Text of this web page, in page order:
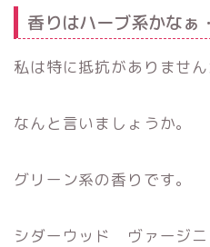
香りはハーブ系かなぁ
私は特に抵抗がありませ
なんと言いましょうか。
グリーン系の香りです。
シダーウッド ヴァージニ